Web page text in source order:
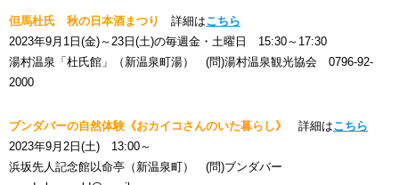
但馬杜氏 秋の日本酒まつり 詳細はこちら
2023年9月1日(金)～23日(土)の毎週金・土曜日 15:30～17:30
湯村温泉「杜氏館」（新温泉町湯） (問)湯村温泉観光協会 0796-92-
2000
ブンダバーの自然体験《おカイコさんのいた暮らし》 詳細はこちら
2023年9月2日(土) 13:00～
浜坂先人記念館以命亭（新温泉町） (問)ブンダバー